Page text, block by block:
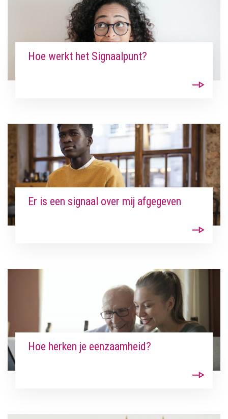
Hoe werkt het Signaalpunt?
Er is een signaal over mij afgegeven
Hoe herken je eenzaamheid?
Zoeken